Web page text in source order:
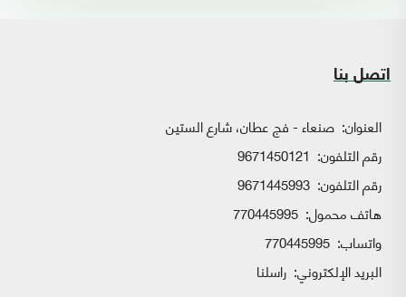
اتصل بنا
العنوان: صنعاء - فج عطان، شارع الستين
رقم التلفون: 9671450121
رقم التلفون: 9671445993
هاتف محمول: 770445995
واتساب:
البريد الإلكتروني: راسلنا